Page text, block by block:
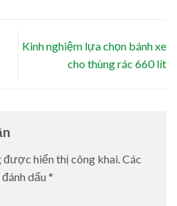
Kinh nghiệm lựa chọn bánh xe
cho thùng rác 660 lít
được hiển thị công khai.Các
dấu *